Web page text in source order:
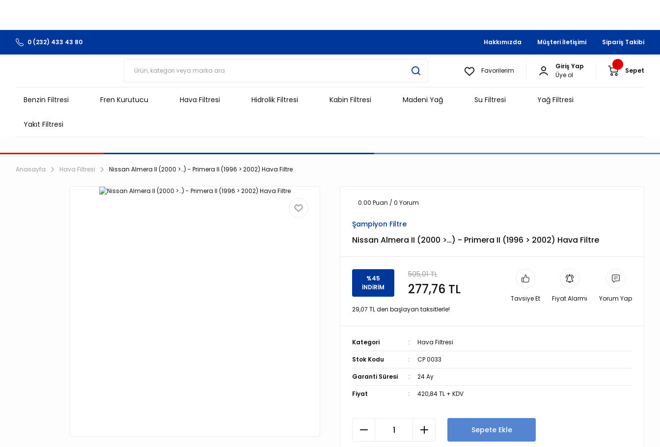
0 (232) 433 43 80 Hakkımızda Müşteri İletişimi Sipariş Takibi
Favorilerim
Giriş Yap
Üye ol
Sepet
Benzin Filtresi Fren Kurutucu Hava Filtresi Hidrolik Filtresi Kabin Filtresi Madeni Yağ Su Filtresi Yağ Filtresi
Yakıt Filtresi
Anasayfa Hava Filtresi Nissan Almera II (2000 >…) - Primera II (1996 > 2002) Hava Filtre
0.00 Puan / 0 Yorum
Şampiyon Filtre
Nissan Almera II (2000 >…) - Primera II (1996 > 2002) Hava Filtre
%45
İNDİRİM
505,01 TL
277,76 TL
29,07 TL den başlayan taksitlerle!
Tavsiye Et Fiyat Alarmı Yorum Yap
Kategori Hava Filtresi
Stok Kodu CP 0033
Garanti Süresi 24 Ay
Fiyat 420,84 TL + KDV
Sepete Ekle